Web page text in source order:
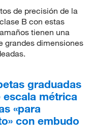
de precisión de la
B con estas
tienen una
grandes dimensiones
graduadas
métrica
«para
con embudo